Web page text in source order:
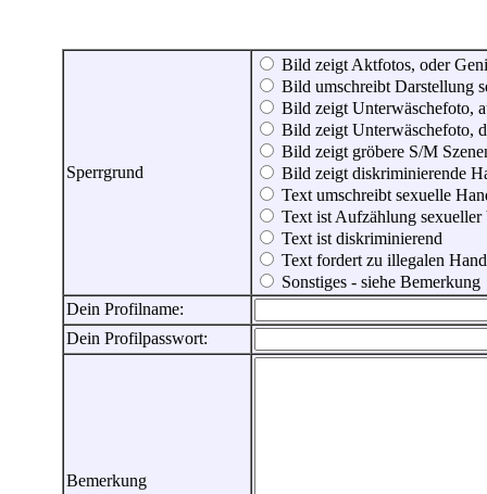
Sperrgrund
Bild zeigt Aktfotos, oder
Bild umschreibt Darstellung
Bild zeigt Unterwäschefoto,
Bild zeigt Unterwäschefoto,
Bild zeigt gröbere S/M
Bild zeigt diskriminierende
Text umschreibt sexuelle
Text ist Aufzählung sexueller
Text ist diskriminierend
Text fordert zu illegalen
Sonstiges - siehe Bemerkung
Dein Profilname:
Dein Profilpasswort:
Bemerkung